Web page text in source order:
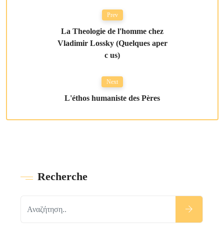
Prev
La Theologie de l'homme chez
Vladimir Lossky (Quelques aper
c us)
Next
L'éthos humaniste des Pères
Recherche